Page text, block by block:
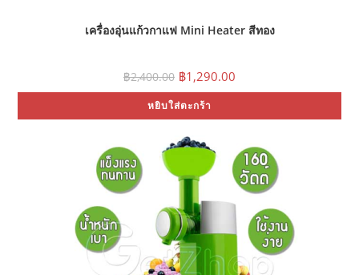
เครื่องอุ่นแก้วกาแฟ Mini Heater สีทอง
฿2,400.00 Original
price
was:
฿2,400.00.
฿1,290.00
price
฿1,290.00.
หยิบใส่ตะกร้า